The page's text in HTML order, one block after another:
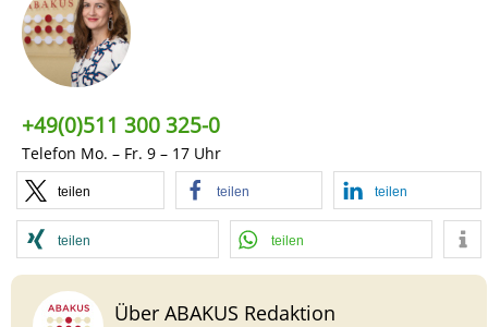
+49(0)511 300 325-0
Telefon Mo. – Fr. 9 – 17 Uhr
teilen teilen teilen
teilen teilen
Über ABAKUS Redaktion